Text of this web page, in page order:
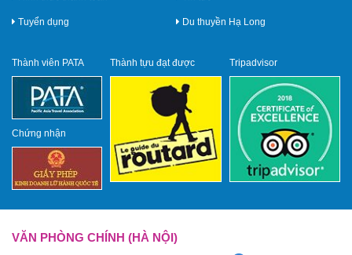
Tuyển dụng Du thuyền Hạ Long
Thành viên PATA
Chứng nhận
Thành tựu đạt được Tripadvisor
VĂN PHÒNG CHÍNH (HÀ NỘI)